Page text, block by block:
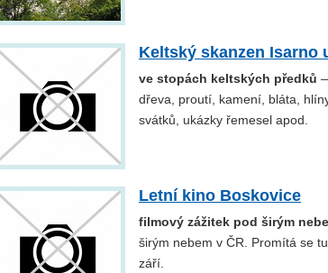
Keltský skanzen Isarno
ve stopách keltských předků
dřeva, proutí, kamení, bláta,
svátků, ukázky řemesel apod.
Letní kino Boskovice
filmový zážitek pod širým
širým nebem v ČR. Promítá se
září.